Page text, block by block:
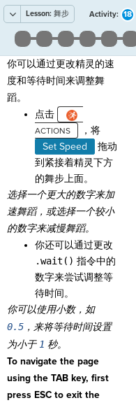
Lesson: 舞步 Activity: 18
你可以通过更改精灵的速
度和等待时间来调整舞
蹈。
点击
，将
Set Speed
拖动
到紧接着精灵下方
的舞步上面。
选择一个更大的数字来加
速舞蹈， 或选择一个较小
的数字来减慢舞蹈。
你还可以通过更改
.wait() 指令中的
数字来尝试调整等
待时间。
你可以使用小数，如
0.5 ，来将等待时间设置
为小于 1 秒。
To navigate the page
using the TAB key, first
press ESC to exit the